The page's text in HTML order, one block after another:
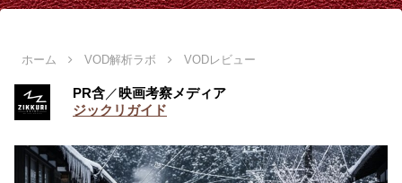
ホーム VOD解析ラボ VODレビュー
PR含／映画考察メディア
ジックリガイド